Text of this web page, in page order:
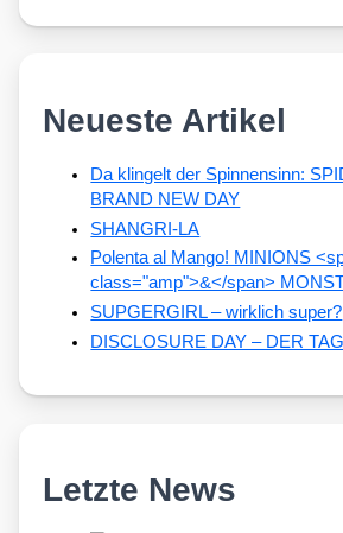
Neueste Artikel
Da klingelt der Spinnensinn:
BRAND NEW DAY
SHANGRI-LA
Polenta al Mango! MINIONS
class="amp">&</span>
SUPGERGIRL – wirklich super?
DISCLOSURE DAY – DER
Letzte News